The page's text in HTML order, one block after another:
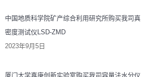
中国地质科学院矿产综合利用研究所购买我司真
密度测试仪LSD-ZMD
2023年9月5日
厦门大学嘉庚创新实验室购买我司容量法水分仪